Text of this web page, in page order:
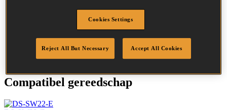
19 mm
35.0 mm
Standaard
Hoeveelheid per
box
2000
Compatibel gereedschap
Cookies Settings
Reject All But Necessary Accept All Cookies